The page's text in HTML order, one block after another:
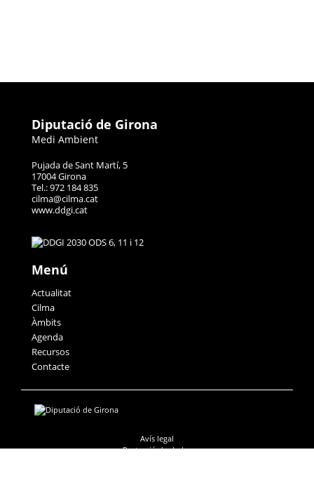
Diputació de Girona
Medi Ambient
Pujada de Sant Martí, 5
17004 Girona
Tel.: 972 184 835
cilma@cilma.cat
www.ddgi.cat
Menú
Actualitat
Cilma
Àmbits
Agenda
Recursos
Contacte
Avís legal
Protecció de dades